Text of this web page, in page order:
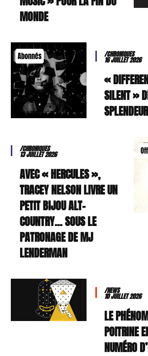
MONDE
Abonnés /CHRONIQUES
16 JUILLET 2026
«
SILENT »
/CHRONIQUES
13 JUILLET 2026
AVEC « HERCULES »,
TRACEY NELSON LIVRE UN
PETIT BIJOU ALT-
COUNTRY… SOUS LE
PATRONAGE DE MJ
LENDERMAN
/NEWS
10 JUILLET 2026
LE
POITRINE
NUMÉRO